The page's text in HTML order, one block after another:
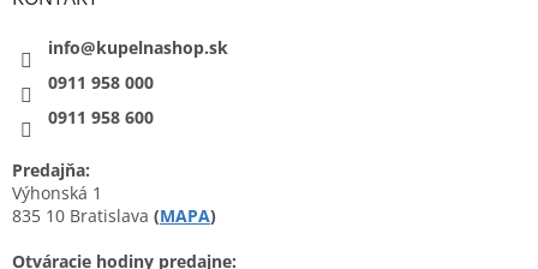
info@kupelnashop.sk
0911 958 000
0911 958 600
Predajňa:
Výhonská 1
835 10 Bratislava (MAPA)
Otváracie hodiny predajne: